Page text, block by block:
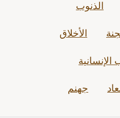
الذنوب
الأخلاق
الإنسانية
جهنم